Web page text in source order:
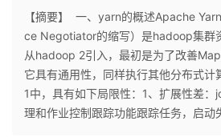
个
人
我
【摘要】 一、yarn的概述Apache
ce Negotiator的缩写）是hadoop集群
从hadoop 2引入，最初是为了改善
它具有通用性，同样执行其他分布式
1中，具有如下局限性：1、扩展性差
理和作业控制跟踪功能跟踪任务，启动